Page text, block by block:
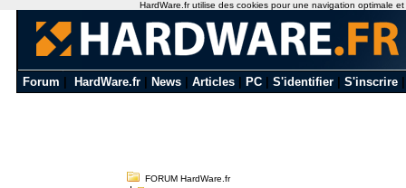
Forum HardWare.fr News Articles PC S'identifier S'inscrire
FORUM HardWare.fr
HardWare.fr utilise des cookies pour une navigation optimale